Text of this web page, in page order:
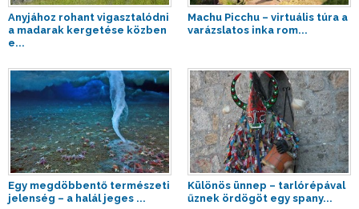
Anyjához rohant vigasztalódni
a madarak kergetése közben
e...
Machu Picchu – virtuális túra a
varázslatos inka rom...
Egy megdöbbentő természeti
jelenség – a halál jeges ...
Különös ünnep – tarlórépával
űznek ördögöt egy spany...